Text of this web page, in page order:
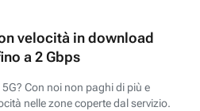
velocità in download
a 2 Gbps
Con noi non paghi di più e
nelle zone coperte dal servizio.